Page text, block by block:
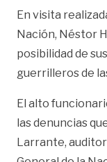
En visita
Nación, Néstor
posibilidad de
guerrilleros de
El alto
las denuncias
Larrante,